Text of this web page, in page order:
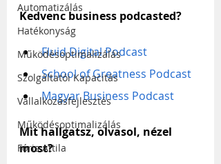
Automatizálás
Hatékonyság
Működésoptimalizálás
Szolgáltatói Kapacitás
Vállalkozásfejlesztés
Működésoptimalizálás
Fóris Attila
Kedvenc business podcasted?
Fluid Digital Podcast
School of Greatness Podcast
Magyar Business Podcast
Mit hallgatsz, olvasol, nézel
most?